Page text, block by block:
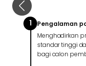
1
Pengalaman
Menghadirkan
standar tinggi
bagi calon